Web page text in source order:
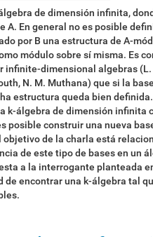
de dimensión infinita,
A. En general no es posible
por B una estructura de A-
módulo sobre sí misma. Es
infinite-dimensional algebras (L.
N. M. Muthana) que si la
estructura queda bien
k-álgebra de dimensión infinita
posible construir una nueva
objetivo de la charla está
de este tipo de bases en un
a la interrogante planteada
de encontrar una k-álgebra tal